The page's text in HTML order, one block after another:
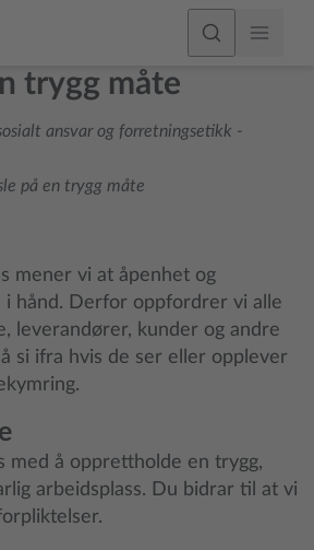
trygg måte
ansvar og forretningsetikk -
på en trygg måte
mener vi at åpenhet og
i hånd. Derfor oppfordrer vi alle
leverandører, kunder og andre
si ifra hvis de ser eller opplever
med å opprettholde en trygg,
arbeidsplass. Du bidrar til at vi